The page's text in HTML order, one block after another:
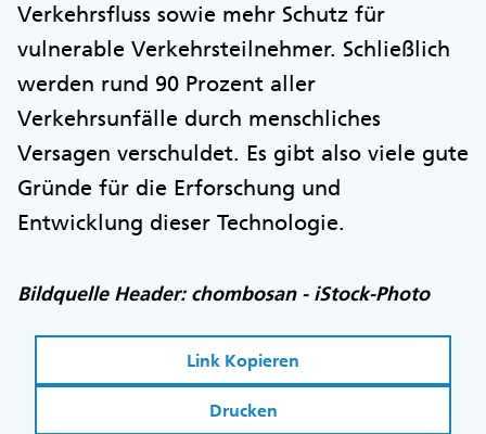
Verkehrsfluss sowie mehr Schutz für
vulnerable Verkehrsteilnehmer. Schließlich
werden rund 90 Prozent aller
Verkehrsunfälle durch menschliches
Versagen verschuldet. Es gibt also viele gute
Gründe für die Erforschung und
Entwicklung dieser Technologie.
Bildquelle Header: chombosan - iStock-Photo
Link Kopieren
Drucken